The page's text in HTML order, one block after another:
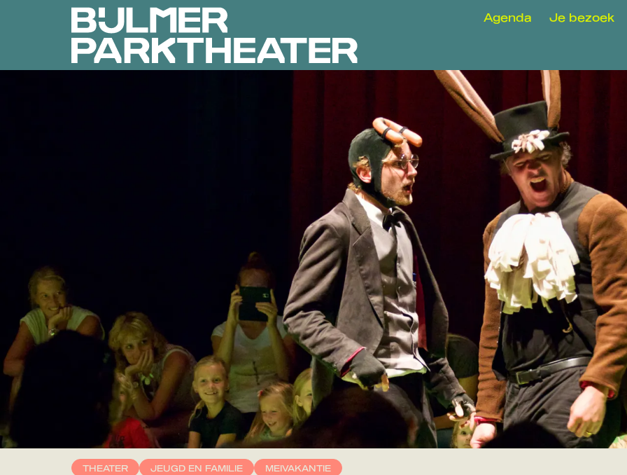
Agenda Je bezoek
THEATER JEUGD EN FAMILIE MEIVAKANTIE